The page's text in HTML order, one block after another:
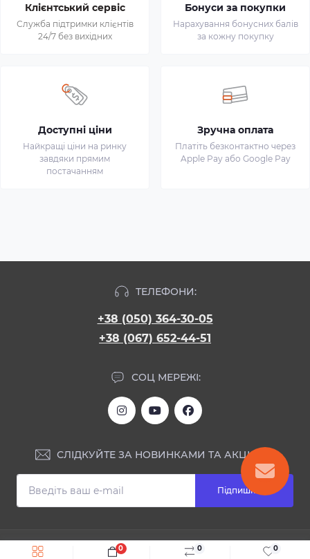
0 0
0
Швидке замовлення До кошика
Клієнтський сервіс
Служба підтримки клієнтів
24/7 без вихідних
Бонуси за покупки
Нарахування бонусних балів
за кожну покупку
Доступні ціни
Найкращі ціни на ринку
завдяки прямим
постачанням
Зручна оплата
Платіть безконтактно через
Apple Pay або Google Pay
ТЕЛЕФОНИ:
+38 (050) 364-30-05
+38 (067) 652-44-51
СОЦ МЕРЕЖІ:
СЛІДКУЙТЕ ЗА НОВИНКАМИ ТА АКЦІЯМИ:
Підпишіться
ІНФОРМАЦІЯ